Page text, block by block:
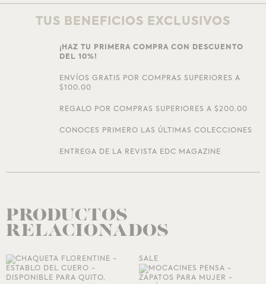
TUS BENEFICIOS EXCLUSIVOS
¡HAZ TU PRIMERA COMPRA CON DESCUENTO
DEL 10%!
ENVÍOS GRATIS POR COMPRAS SUPERIORES A
$100.00
REGALO POR COMPRAS SUPERIORES A $200.00
CONOCES PRIMERO LAS ÚLTIMAS COLECCIONES
ENTREGA DE LA REVISTA EDC MAGAZINE
PRODUCTOS
RELACIONADOS
SALE